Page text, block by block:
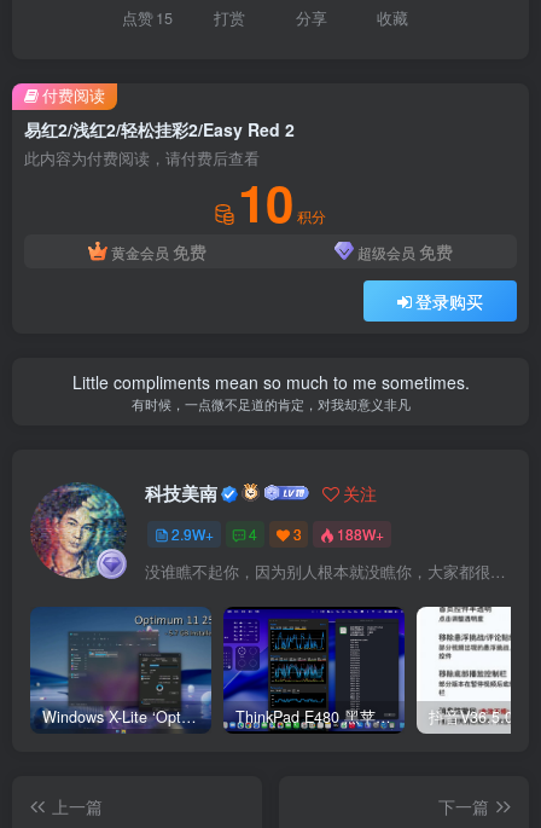
点赞15 打赏 分享 收藏
易红2/浅红2/轻松挂彩2/Easy Red 2
此内容为付费阅读，请付费后查看
10 积分
黄金会员 免费 超级会员 免费
登录购买
付费阅读
Little compliments mean so much to me sometimes.
有时候，一点微不足道的肯定，对我却意义非凡
科技美南 关注
2.9W+ 4 3 188W+
没谁瞧不起你，因为别人根本就没瞧你，大家都很忙的
Windows X-Lite ‘Optimum 11’ 25H2 Pro v2 ThinkPad E480 黑苹果完美Tahoe的EFI分享（2026.03.01更新） 抖音V36.5.0 内
上一篇
下一篇